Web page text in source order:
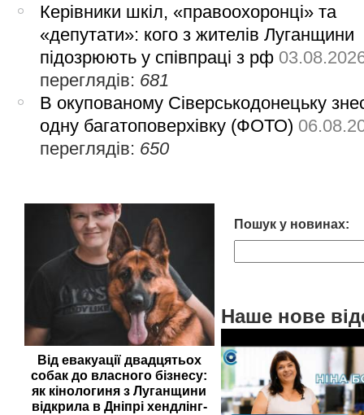
Керівники шкіл, «правоохоронці» та
«депутати»: кого з жителів Луганщини
підозрюють у співпраці з рф
переглядів: 681
В окупованому Сіверськодонецьку
одну багатоповерхівку (ФОТО)
переглядів: 650
Від евакуації двадцятьох
собак до власного бізнесу:
як кінологиня з Луганщини
відкрила в Дніпрі хендлінг-
Пошук у новинах:
Наше нове